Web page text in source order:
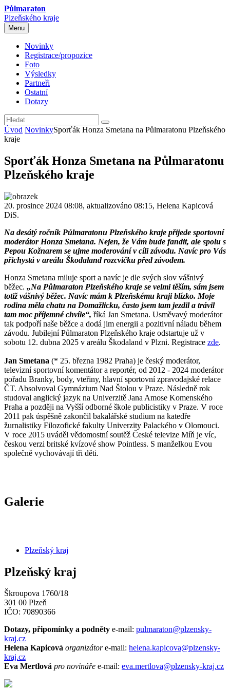
Půlmaraton
Plzeňského kraje
Menu
Novinky
Registrace/propozice
Foto
Výsledky
Partneři
Ostatní
Dotazy
Úvod NovinkySporťák Honza Smetana na Půlmaratonu Plzeňského
kraje
Sporťák Honza Smetana na Půlmaratonu
Plzeňského kraje
20. prosince 2024 08:08, aktualizováno 08:15, Helena Kapicová
DiS.
Na desátý ročník Půlmaratonu Plzeňského kraje přijede sportovní
moderátor Honza Smetana. Nejen, že Vám bude fandit, ale spolu s
Pepou Kožnarem se ujme moderování v cíli závodu. Navíc pro Vás
přichystá v areálu Škodaland rozcvičku před závodem.
Honza Smetana miluje sport a navíc je dle svých slov vášnivý
běžec. „Na Půlmaraton Plzeňského kraje se velmi těším, sám jsem
totiž vášnivý běžec. Navíc mám k Plzeňskému kraji blízko. Moje
rodina měla chatu na Domažlicku, často jsem tam jezdil a trávil
tam moc příjemné chvíle“, říká Jan Smetana. Usměvavý moderátor
tak podpoří naše běžce a dodá jim energii a pozitivní náladu během
závodu. Jubilejní Půlmaraton Plzeňského kraje odstartuje už v
sobotu 12. dubna 2025 v areálu Škodaland v Plzni. Registrace zde.
Jan Smetana (* 25. března 1982 Praha) je český moderátor,
televizní sportovní komentátor a reportér, od 2012 - 2024 moderátor
pořadu Branky, body, vteřiny, hlavní sportovní zpravodajské relace
ČT. Absolvoval Gymnázium Nad Štolou v Praze. Následně rok
studoval anglický jazyk na Univerzitě Jana Amose Komenského
Praha a později na Vyšší odborné škole publicistiky v Praze. V roce
2011 pak úspěšně zakončil bakalářské studium na katedře
žurnalistiky Filozofické fakulty Univerzity Palackého v Olomouci.
V roce 2015 uváděl vědomostní soutěž České televize Míň je víc,
českou verzi britské kvízové show Pointless. S manželkou Evou
společně vychovávají tři děti.
Galerie
Plzeňský kraj
Plzeňský kraj
Škroupova 1760/18
301 00 Plzeň
IČO: 70890366
Dotazy, připomínky a podněty e-mail: pulmaraton@plzensky-
kraj.cz
Helena Kapicová organizátore-mail: helena.kapicova@plzensky-
kraj.cz
Eva Mertlová pro novináře e-mail: eva.mertlova@plzensky-kraj.cz